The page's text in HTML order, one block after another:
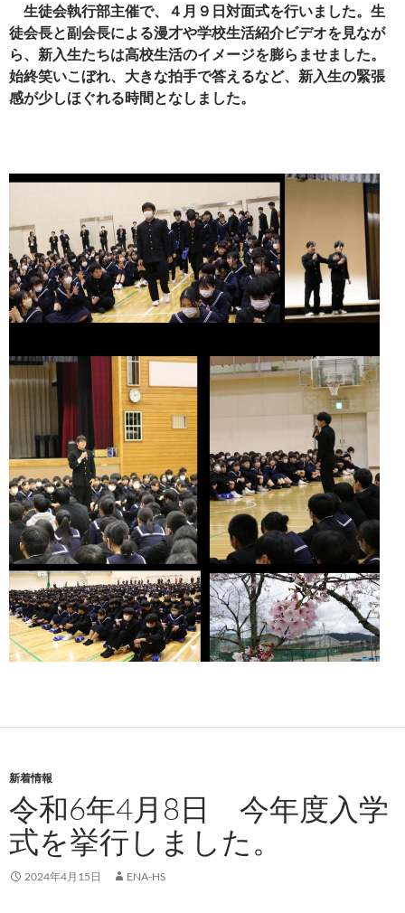
生徒会執行部主催で、４月９日対面式を行いました。生
徒会長と副会長による漫才や学校生活紹介ビデオを見なが
ら、新入生たちは高校生活のイメージを膨らませました。
始終笑いこぼれ、大きな拍手で答えるなど、新入生の緊張
感が少しほぐれる時間となしました。
新着情報
令和6年4月8日 今年度入学
式を挙行しました。
2024年4月15日 ENA-HS